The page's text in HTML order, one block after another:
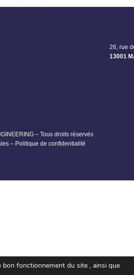
26, rue
13001
– Tous droits réservés
– Politique de confidentialité
fonctionnement du site , ainsi que